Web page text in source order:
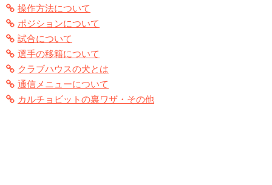
操作方法について
ポジションについて
試合について
選手の移籍について
クラブハウスの犬とは
通信メニューについて
カルチョビットの裏ワザ・その他